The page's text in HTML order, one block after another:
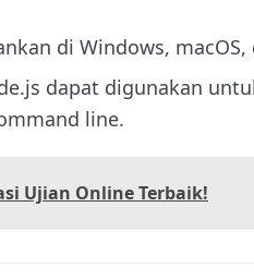
di Windows, macOS,
dapat digunakan
line.
Ujian Online Terbaik!